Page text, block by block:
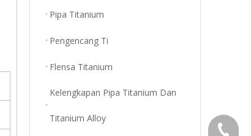
Pipa Titanium
Pengencang Ti
Flensa Titanium
Kelengkapan Pipa Titanium Dan
Titanium Alloy
+86-